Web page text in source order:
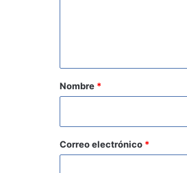
r
*
Nombre *
Correo electrónico *